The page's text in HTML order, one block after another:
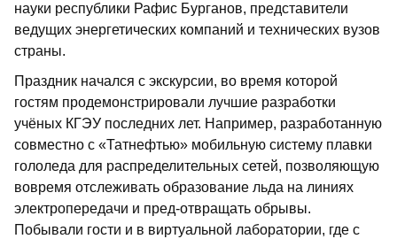
науки республики Рафис Бурганов, представители
ведущих энергетических компаний и технических вузов
страны.
Праздник начался с экскурсии, во время которой
гостям продемонстрировали лучшие разработки
учёных КГЭУ последних лет. Например, разработанную
совместно с «Татнефтью» мобильную систему плавки
гололеда для распределительных сетей, позволяющую
вовремя отслеживать образование льда на линиях
электропередачи и пред-отвращать обрывы.
Побывали гости и в виртуальной лаборатории, где с